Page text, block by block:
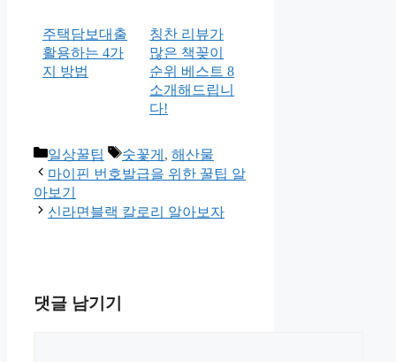
주택담보대출
활용하는 4가
지 방법
칭찬 리뷰가
많은 책꽂이
순위 베스트 8
소개해드립니
다!
카
테
고
리
일상꿀팁
태
그
숫꽃게 , 해산물
마이핀 번호발급을 위한 꿀팁 알
아보기
신라면블랙 칼로리 알아보자
댓글 남기기